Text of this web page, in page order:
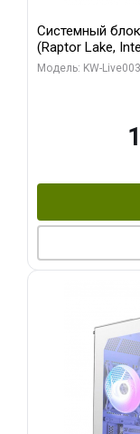
Системный
(Raptor Lake,
модуля)/
Модель: KW-